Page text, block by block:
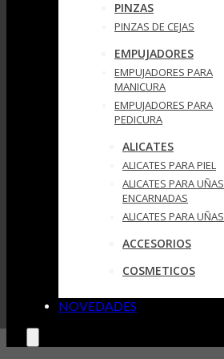
PINZAS
PINZAS DE CEJAS
EMPUJADORES
EMPUJADORES PARA
MANICURA
EMPUJADORES PARA
PEDICURA
ALICATES
ALICATES PARA PIEL
ALICATES PARA UÑAS
ENCARNADAS
ALICATES PARA UÑAS
ACCESORIOS
COSMETICOS
NOVEDADES